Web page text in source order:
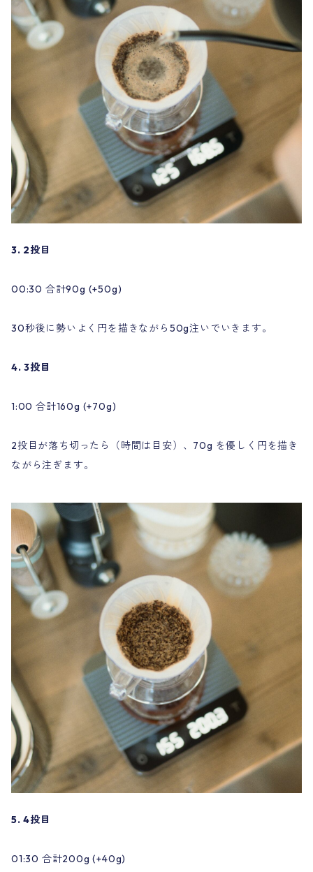
3. 2投目
00:30 合計90g (+50g)
30秒後に勢いよく円を描きながら50g注いでいきます。
4. 3投目
1:00 合計160g (+70g)
2投目が落ち切ったら（時間は目安）、70g を優しく円を描き
ながら注ぎます。
5. 4投目
01:30 合計200g (+40g)